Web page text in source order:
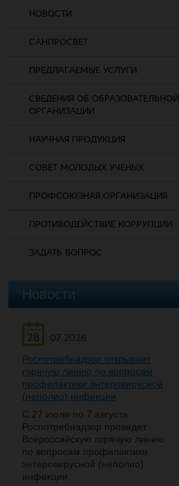
НОВОСТИ
САНПРОСВЕТ
ПРЕДЛАГАЕМЫЕ УСЛУГИ
СВЕДЕНИЯ ОБ ОБРАЗОВАТЕЛЬНОЙ
ОРГАНИЗАЦИИ
НАУЧНАЯ ПРОДУКЦИЯ
СОВЕТ МОЛОДЫХ УЧЕНЫХ
ПРОФСОЮЗНАЯ ОРГАНИЗАЦИЯ
ПРОТИВОДЕЙСТВИЕ КОРРУПЦИИ
ЗАДАТЬ ВОПРОС
Новости
28
07.2026
Роспотребнадзор открывает
горячую линию по вопросам
профилактики энтеровирусной
(неполио) инфекции
С 27 июля по 7 августа
Роспотребнадзор проведет
Всероссийскую горячую линию
по вопросам профилактики
энтеровирусной (неполио)
инфекции.